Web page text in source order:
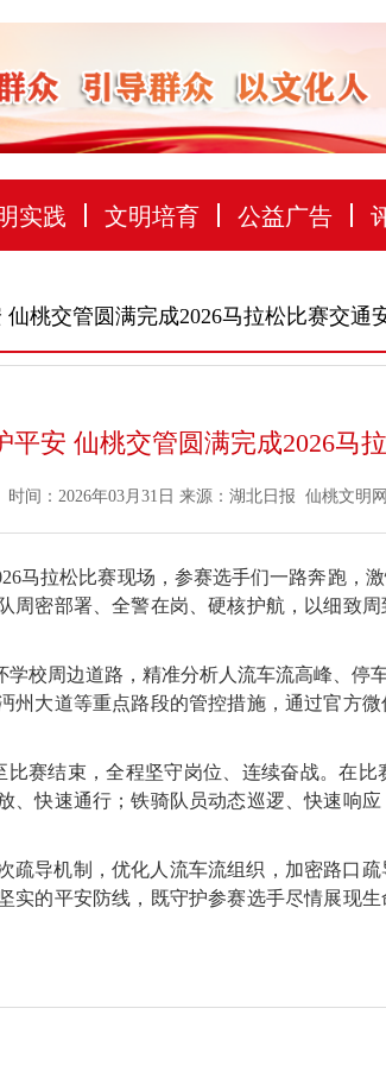
实践 文明培育 公益广告
仙桃交管圆满完成2026马拉松比赛交通
平安 仙桃交管圆满完成2026马
时间：2026年03月31日 来源： 湖北日报 仙桃文明网
马拉松比赛现场，参赛选手们一路奔跑，
周密部署、全警在岗、硬核护航，以细致
校周边道路，精准分析人流车流高峰、停
州大道等重点路段的管控措施，通过官方
赛结束，全程坚守岗位、连续奋战。在
快速通行；铁骑队员动态巡逻、快速响
导机制，优化人流车流组织，加密路口
实的平安防线，既守护参赛选手尽情展现